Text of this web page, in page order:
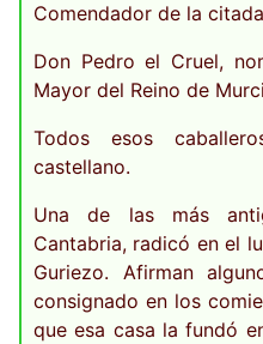
Comendador de la
Don Pedro el Cruel,
Mayor del Reino de
Todos esos
castellano.
Una de las más
Cantabria, radicó en el
Guriezo. Afirman
consignado en los
que esa casa la fundó